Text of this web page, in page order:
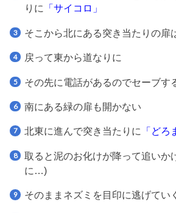
りに 「サイコロ」
そこから北にある突き当たりの扉
戻って東から道なりに
その先に電話があるのでセーブす
南にある緑の扉も開かない
北東に進んで突き当たりに 「どろ
取ると泥のお化けが降って追いか
に…)
そのままネズミを目印に逃げていく